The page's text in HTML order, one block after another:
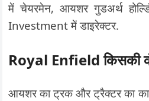
में चेयरमेन, आयशर गुडअर्थ
Investment में डाइरेक्टर.
Royal Enfield किसकी
आयशर का ट्रक और ट्रैक्टर का